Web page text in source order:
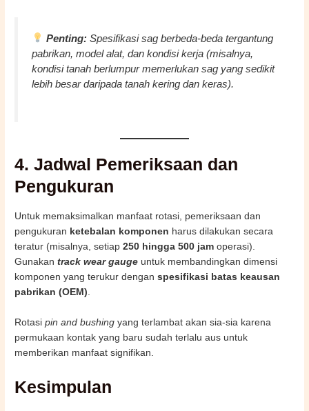
Penting: Spesifikasisag berbeda-beda tergantung
pabrikan, model alat, dan kondisi kerja (misalnya,
kondisi tanah berlumpur memerlukansag yang sedikit
lebih besar daripada tanah kering dan keras).
4. Jadwal Pemeriksaan dan
Pengukuran
Untuk memaksimalkan manfaat rotasi, pemeriksaan dan
pengukuran ketebalan komponen harus dilakukan secara
teratur (misalnya, setiap250 hingga 500 jam operasi).
Gunakantrack wear gauge untuk membandingkan dimensi
komponen yang terukur denganspesifikasi batas keausan
pabrikan (OEM).
Rotasipin and bushing yang terlambat akan sia-sia karena
permukaan kontak yang baru sudah terlalu aus untuk
memberikan manfaat signifikan.
Kesimpulan